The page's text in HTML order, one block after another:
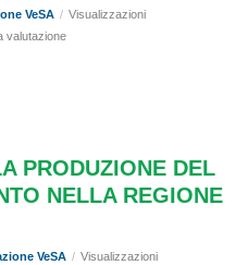
VeSA / Visualizzazioni
valutazione
PRODUZIONE DEL
NELLA REGIONE
VeSA / Visualizzazioni